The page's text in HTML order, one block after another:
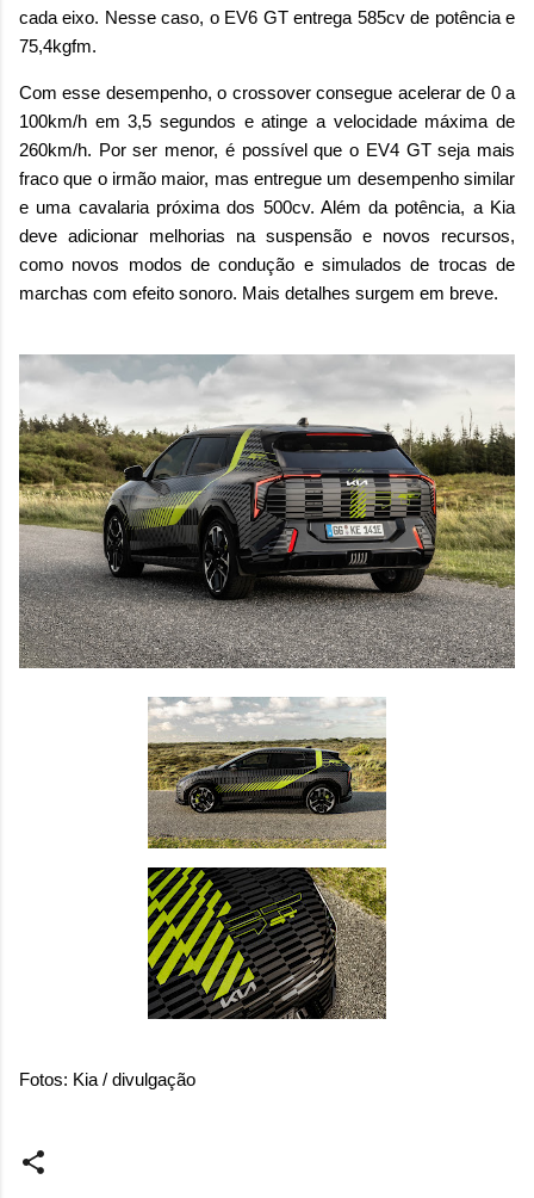
cada eixo. Nesse caso, o EV6 GT entrega 585cv de potência e
75,4kgfm.
Com esse desempenho, o crossover consegue acelerar de 0 a
100km/h em 3,5 segundos e atinge a velocidade máxima de
260km/h. Por ser menor, é possível que o EV4 GT seja mais
fraco que o irmão maior, mas entregue um desempenho similar
e uma cavalaria próxima dos 500cv. Além da potência, a Kia
deve adicionar melhorias na suspensão e novos recursos,
como novos modos de condução e simulados de trocas de
marchas com efeito sonoro. Mais detalhes surgem em breve.
Fotos: Kia / divulgação